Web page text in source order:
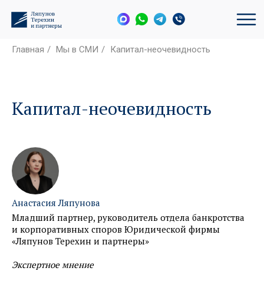
Главная / Мы в СМИ / Капитал-неочевидность
Капитал-неочевидность
Анастасия Ляпунова
Младший партнер, руководитель отдела банкротства
и корпоративных споров Юридической фирмы
«Ляпунов Терехин и партнеры»
Экспертное мнение